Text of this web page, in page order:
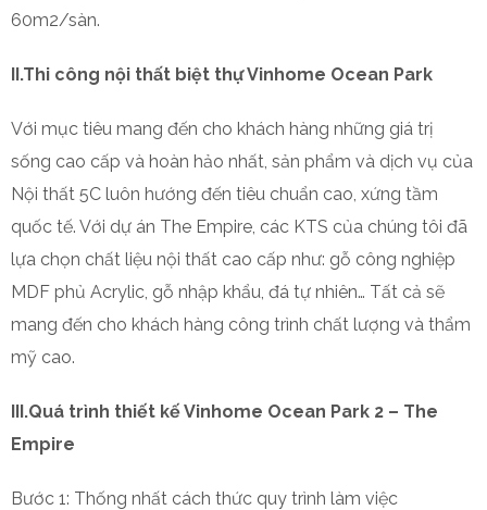
60m2/sàn.
II.Thi công nội thất biệt thự Vinhome Ocean Park
Với mục tiêu mang đến cho khách hàng những giá trị
sống cao cấp và hoàn hảo nhất, sản phẩm và dịch vụ của
Nội thất 5C luôn hướng đến tiêu chuẩn cao, xứng tầm
quốc tế. Với dự án The Empire, các KTS của chúng tôi đã
lựa chọn chất liệu nội thất cao cấp như: gỗ công nghiệp
MDF phủ Acrylic, gỗ nhập khẩu, đá tự nhiên… Tất cả sẽ
mang đến cho khách hàng công trình chất lượng và thẩm
mỹ cao.
III.Quá trình thiết kế Vinhome Ocean Park 2 – The
Empire
Bước 1: Thống nhất cách thức quy trình làm việc